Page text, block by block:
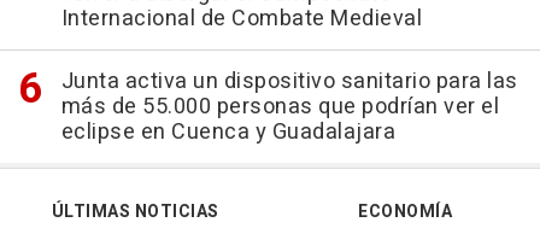
Internacional de Combate Medieval
Junta activa un dispositivo sanitario para las
más de 55.000 personas que podrían ver el
eclipse en Cuenca y Guadalajara
ÚLTIMAS NOTICIAS
ECONOMÍA